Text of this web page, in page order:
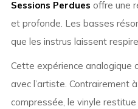
Sessions Perdues offre une
et profonde. Les basses
que les instrus laissent
Cette expérience analogique
avec l’artiste. Contrairement
compressée, le vinyle